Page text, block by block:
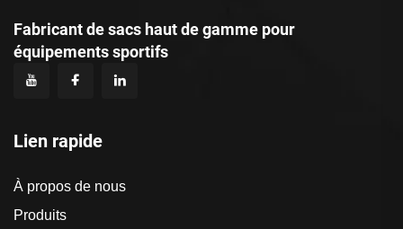
Fabricant de sacs haut de gamme pour
équipements sportifs
Lien rapide
À propos de nous
Produits